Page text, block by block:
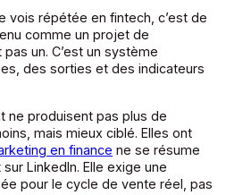
vois répétée en fintech, c’est de
comme un projet de
un. C’est un système
des sorties et des indicateurs
ne produisent pas plus de
mais mieux ciblé. Elles ont
en finance ne se résume
LinkedIn. Elle exige une
pour le cycle de vente réel, pas